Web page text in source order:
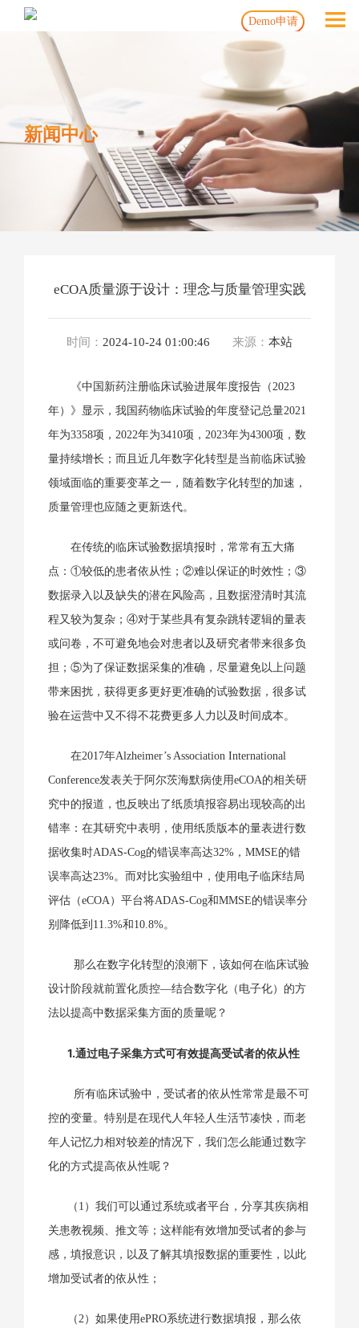
Demo申请
新闻中心
eCOA质量源于设计：理念与质量管理实践
时间： 2024-10-24 01:00:46 来源： 本站
《中国新药注册临床试验进展年度报告（2023
年）》显示，我国药物临床试验的年度登记总量2021
年为3358项，2022年为3410项，2023年为4300项，数
量持续增长；而且近几年数字化转型是当前临床试验
领域面临的重要变革之一，随着数字化转型的加速，
质量管理也应随之更新迭代。
在传统的临床试验数据填报时，常常有五大痛
点：①较低的患者依从性；②难以保证的时效性；③
数据录入以及缺失的潜在风险高，且数据澄清时其流
程又较为复杂；④对于某些具有复杂跳转逻辑的量表
或问卷，不可避免地会对患者以及研究者带来很多负
担；⑤为了保证数据采集的准确，尽量避免以上问题
带来困扰，获得更多更好更准确的试验数据，很多试
验在运营中又不得不花费更多人力以及时间成本。
在2017年Alzheimer’s Association International
Conference发表关于阿尔茨海默病使用eCOA的相关研
究中的报道，也反映出了纸质填报容易出现较高的出
错率：在其研究中表明，使用纸质版本的量表进行数
据收集时ADAS-Cog的错误率高达32%，MMSE的错
误率高达23%。而对比实验组中，使用电子临床结局
评估（eCOA）平台将ADAS-Cog和MMSE的错误率分
别降低到11.3%和10.8%。
那么在数字化转型的浪潮下，该如何在临床试验
设计阶段就前置化质控—结合数字化（电子化）的方
法以提高中数据采集方面的质量呢？
1.通过电子采集方式可有效提高受试者的依从性
所有临床试验中，受试者的依从性常常是最不可
控的变量。特别是在现代人年轻人生活节凑快，而老
年人记忆力相对较差的情况下，我们怎么能通过数字
化的方式提高依从性呢？
（1）我们可以通过系统或者平台，分享其疾病相
关患教视频、推文等；这样能有效增加受试者的参与
感，填报意识，以及了解其填报数据的重要性，以此
增加受试者的依从性；
（2）如果使用ePRO系统进行数据填报，那么依